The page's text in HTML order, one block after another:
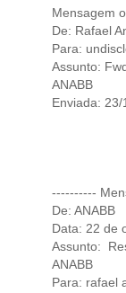
Mensagem
De: Rafael
Para:
Assunto:
ANABB
Enviada:
----------
De: ANABB
Data: 22 de
Assunto:
ANABB
Para: rafael